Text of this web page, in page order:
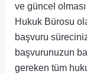
ve güncel
Hukuk Bürosu
başvuru
başvurunuzun
gereken tüm